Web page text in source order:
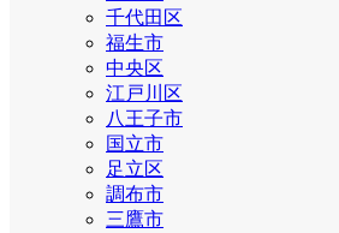
千代田区
福生市
中央区
江戸川区
八王子市
国立市
足立区
調布市
三鷹市